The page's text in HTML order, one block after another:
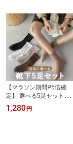
大きい 小さい 枯れない
花 誕生日 記念日 卒業式
春 フラワー プレゼント
【マラソン期間P5倍確
定】 選べる5足セット 靴
下 レディース ソックス
フリル リブ メロウ くす
1,280 円